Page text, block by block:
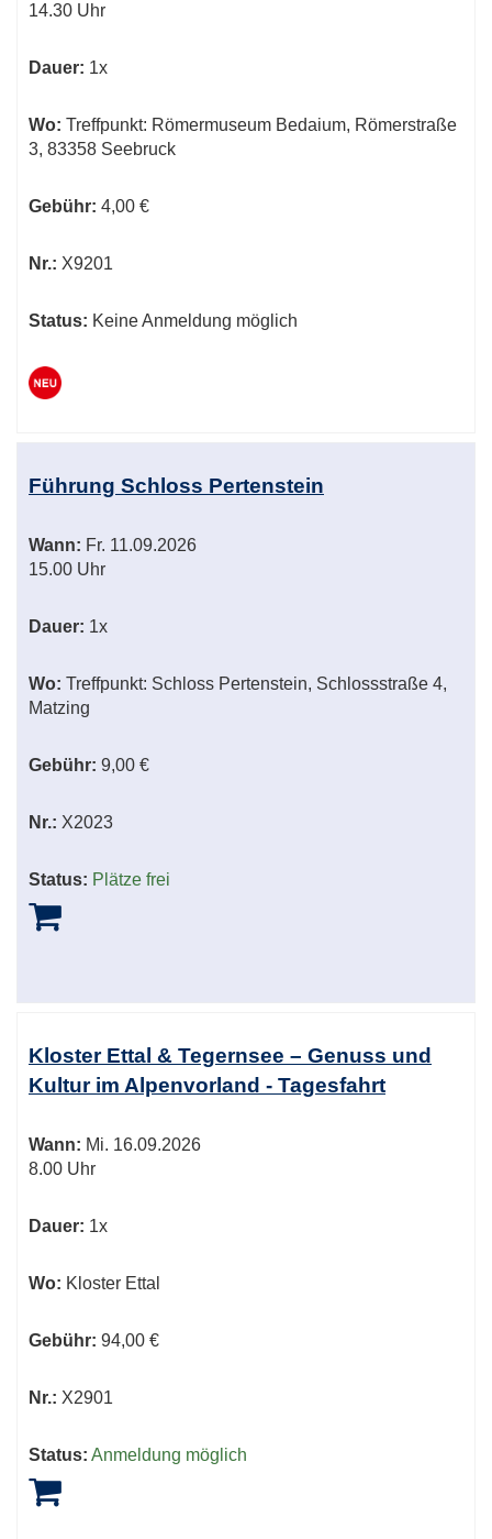
14.30 Uhr
Dauer: 1x
Wo: Treffpunkt: Römermuseum Bedaium, Römerstraße
3, 83358 Seebruck
Gebühr: 4,00 €
Nr.: X9201
Status: Keine Anmeldung möglich
Führung Schloss Pertenstein
Wann: Fr. 11.09.2026
15.00 Uhr
Dauer: 1x
Wo: Treffpunkt: Schloss Pertenstein, Schlossstraße 4,
Matzing
Gebühr: 9,00 €
Nr.: X2023
Status: Plätze frei
Kloster Ettal & Tegernsee – Genuss und
Kultur im Alpenvorland - Tagesfahrt
Wann: Mi. 16.09.2026
8.00 Uhr
Dauer: 1x
Wo: Kloster Ettal
Gebühr: 94,00 €
Nr.: X2901
Status: Anmeldung möglich